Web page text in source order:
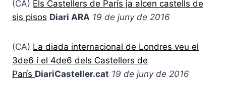
(CA) Els Castellers de París ja alcen castells de
sis pisos Diari ARA 19 de juny de 2016
(CA) La diada internacional de Londres veu el
3de6 i el 4de6 dels Castellers de
París DiariCasteller.cat 19 de juny de 2016